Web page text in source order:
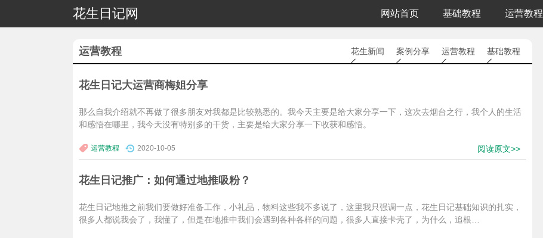
花生日记网 网站首页 基础教程 运营教程
基础教程
运营教程
案例分享
花生新闻
运营教程
花生日记大运营商梅姐分享
那么自我介绍就不再做了很多朋友对我都是比较熟悉的。我今天主要是给大家分享一下，这次去烟台之行，我个人的生活
和感悟在哪里，我今天没有特别多的干货，主要是给大家分享一下收获和感悟。
运营教程 2020-10-05 阅读原文>>
花生日记推广：如何通过地推吸粉？
花生日记地推之前我们要做好准备工作，小礼品，物料这些我不多说了，这里我只强调一点，花生日记基础知识的扎实，
很多人都说我会了，我懂了，但是在地推中我们会遇到各种各样的问题，很多人直接卡壳了，为什么，追根…